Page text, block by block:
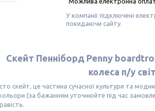
У компанії підключені
покидаючи сайту.
Скейт Пенніборд Penny
колеса п/у
це частина сучасної культури та
кольори (за бажанням уточнюйте під час